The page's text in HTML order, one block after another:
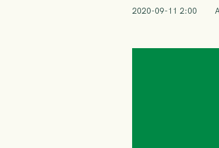
2020-09-11 2:00